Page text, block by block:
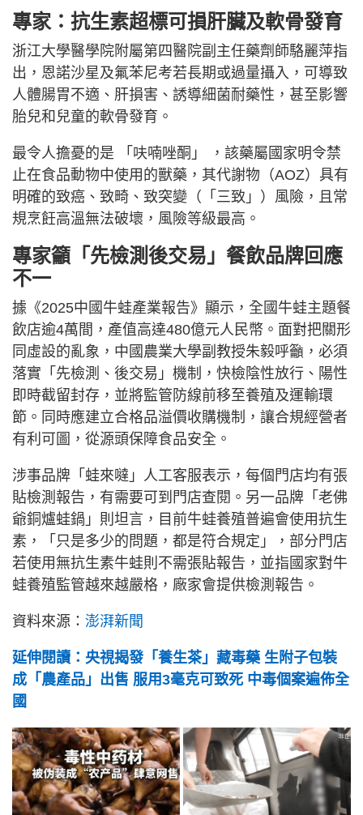
專家：抗生素超標可損肝臟及軟骨發育
浙江大學醫學院附屬第四醫院副主任藥劑師駱麗萍指
出，恩諾沙星及氟苯尼考若長期或過量攝入，可導致
人體腸胃不適、肝損害、誘導細菌耐藥性，甚至影響
胎兒和兒童的軟骨發育。
最令人擔憂的是 「呋喃唑酮」 ，該藥屬國家明令禁
止在食品動物中使用的獸藥，其代謝物（AOZ）具有
明確的致癌、致畸、致突變（「三致」）風險，且常
規烹飪高溫無法破壞，風險等級最高。
專家籲「先檢測後交易」餐飲品牌回應
不一
據《2025中國牛蛙產業報告》顯示，全國牛蛙主題餐
飲店逾4萬間，產值高達480億元人民幣。面對把關形
同虛設的亂象，中國農業大學副教授朱毅呼籲，必須
落實「先檢測、後交易」機制，快檢陰性放行、陽性
即時截留封存，並將監管防線前移至養殖及運輸環
節。同時應建立合格品溢價收購機制，讓合規經營者
有利可圖，從源頭保障食品安全。
涉事品牌「蛙來噠」人工客服表示，每個門店均有張
貼檢測報告，有需要可到門店查閱。另一品牌「老佛
爺銅爐蛙鍋」則坦言，目前牛蛙養殖普遍會使用抗生
素，「只是多少的問題，都是符合規定」，部分門店
若使用無抗生素牛蛙則不需張貼報告，並指國家對牛
蛙養殖監管越來越嚴格，廠家會提供檢測報告。
資料來源： 澎湃新聞
延伸閱讀：央視揭發「養生茶」藏毒藥 生附子包裝
成「農產品」出售 服用3毫克可致死 中毒個案遍佈全
國